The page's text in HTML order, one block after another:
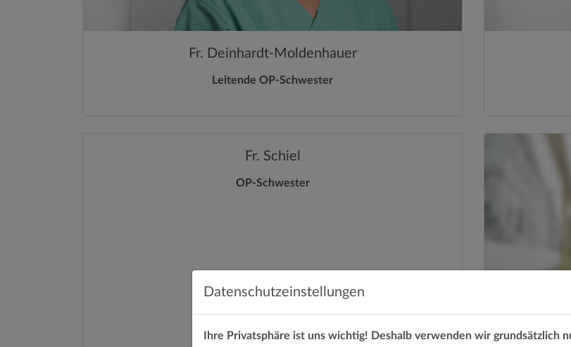
Fr. Deinhardt-Moldenhauer
Leitende OP-Schwester
Fr. Schiel
OP-Schwester
Datenschutzeinstellungen
Ihre Privatsphäre ist uns wichtig! Deshalb verwenden wir grundsätzlich